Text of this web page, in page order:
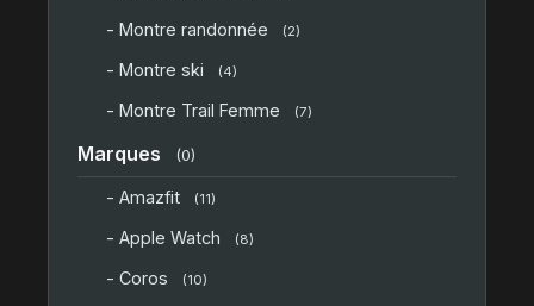
- Montre randonnée (2)
- Montre ski (4)
- Montre Trail Femme (7)
Marques (0)
- Amazfit (11)
- Apple Watch (8)
- Coros (10)